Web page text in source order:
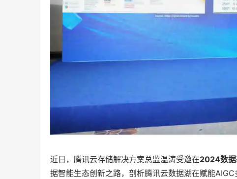
近日，腾讯云存储解决方案总监温涛受邀在2024数据
据智能生态创新之路，剖析腾讯云数据湖在赋能AIGC